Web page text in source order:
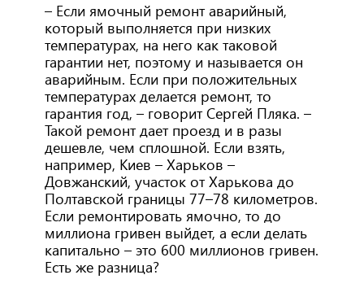
– Если ямочный ремонт аварийный,
который выполняется при низких
температурах, на него как таковой
гарантии нет, поэтому и называется он
аварийным. Если при положительных
температурах делается ремонт, то
гарантия год, – говорит Сергей Пляка. –
Такой ремонт дает проезд и в разы
дешевле, чем сплошной. Если взять,
например, Киев – Харьков –
Довжанский, участок от Харькова до
Полтавской границы 77–78 километров.
Если ремонтировать ямочно, то до
миллиона гривен выйдет, а если делать
капитально – это 600 миллионов гривен.
Есть же разница?